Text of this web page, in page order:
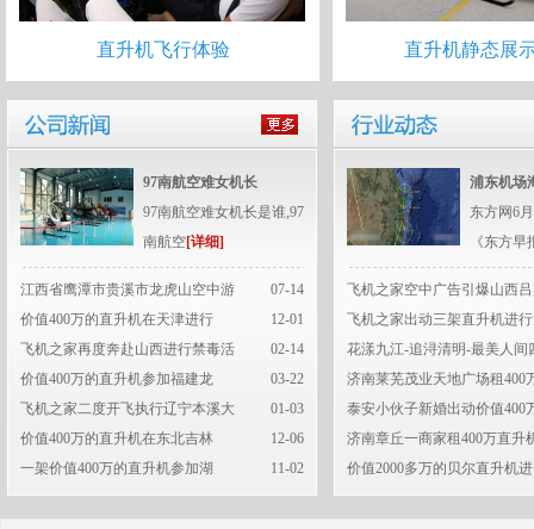
直升机飞行体验 直升机静态展
97南航空难女机长
97南航空难女机长是谁,97
南航空[详细]
07-14
江西省鹰潭市贵溪市龙虎山空中游
12-01
价值400万的直升机在天津进行
02-14
飞机之家再度奔赴山西进行禁毒活
03-22
价值400万的直升机参加福建龙
01-03
飞机之家二度开飞执行辽宁本溪大
12-06
价值400万的直升机在东北吉林
11-02
一架价值400万的直升机参加湖
浦东机场
东方网6
《东方早
飞机之家空中广告引爆山西
飞机之家出动三架直升机进
花漾九江-追浔清明-最美人间
济南莱芜茂业天地广场租400
泰安小伙子新婚出动价值400
济南章丘一商家租400万直升
价值2000多万的贝尔直升机进